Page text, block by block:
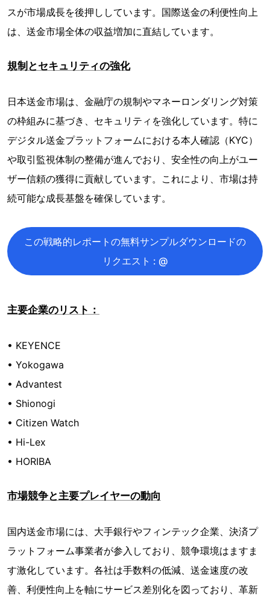
スが市場成長を後押ししています。国際送金の利便性向上
は、送金市場全体の収益増加に直結しています。
規制とセキュリティの強化
日本送金市場は、金融庁の規制やマネーロンダリング対策
の枠組みに基づき、セキュリティを強化しています。特に
デジタル送金プラットフォームにおける本人確認（KYC）
や取引監視体制の整備が進んでおり、安全性の向上がユー
ザー信頼の獲得に貢献しています。これにより、市場は持
続可能な成長基盤を確保しています。
この戦略的レポートの無料サンプルダウンロードの
リクエスト : @
主要企業のリスト：
• KEYENCE
• Yokogawa
• Advantest
• Shionogi
• Citizen Watch
• Hi-Lex
• HORIBA
市場競争と主要プレイヤーの動向
国内送金市場には、大手銀行やフィンテック企業、決済プ
ラットフォーム事業者が参入しており、競争環境はますま
す激化しています。各社は手数料の低減、送金速度の改
善、利便性向上を軸にサービス差別化を図っており、革新